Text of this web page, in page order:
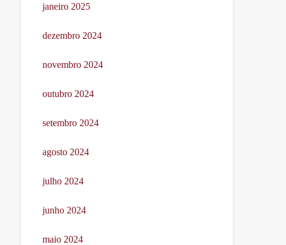
janeiro 2025
dezembro 2024
novembro 2024
outubro 2024
setembro 2024
agosto 2024
julho 2024
junho 2024
maio 2024